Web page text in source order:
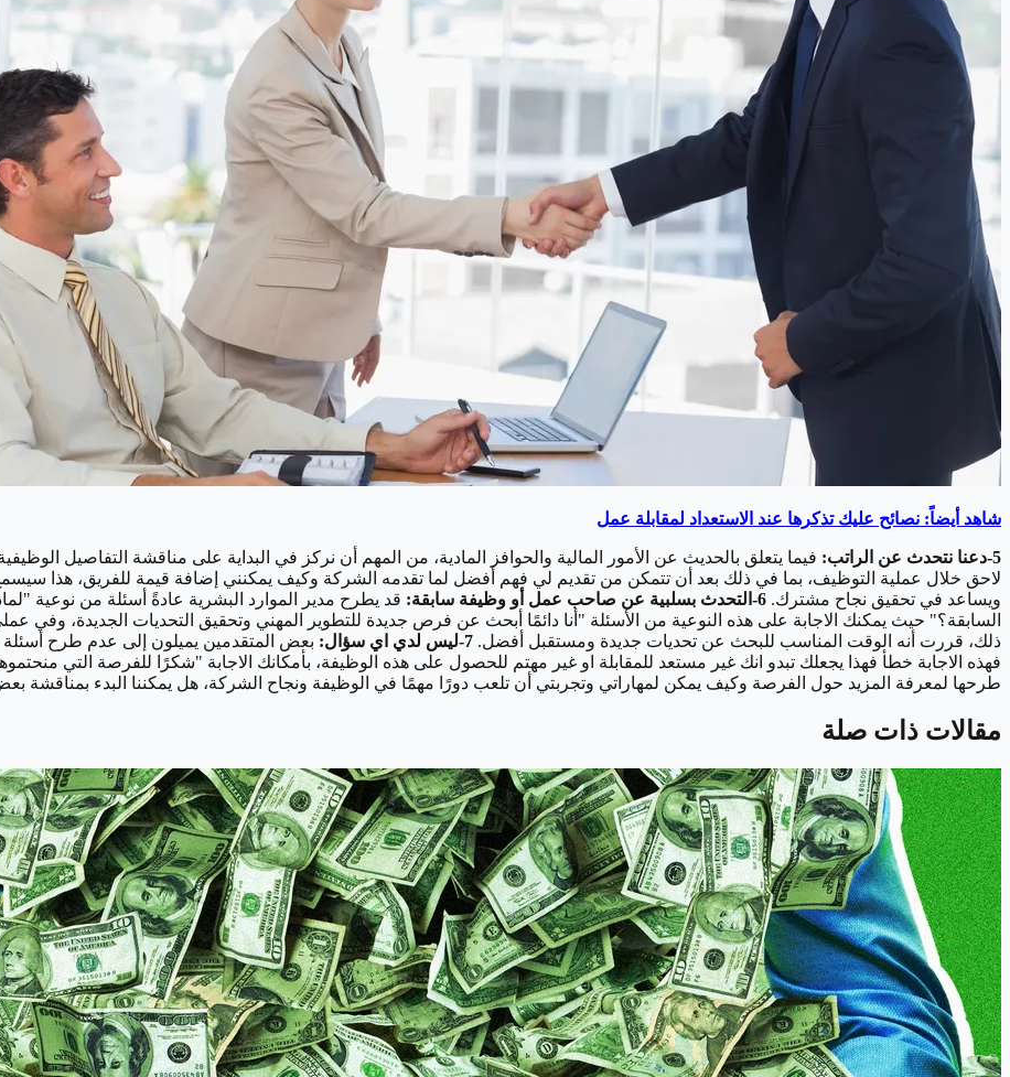
شاهد أيضاً: نصائح عليك تذكرها عند الاستعداد لمقابلة عمل
5-دعنا نتحدث عن الراتب:
فيما يتعلق بالحديث عن الأمور المالية والحوافز المادية، من المهم أن نركز في البداية على مناقشة التفاصيل
لاحق خلال عملية التوظيف، بما في ذلك بعد أن تتمكن من تقديم لي فهم أفضل لما تقدمه الشركة وكيف يمكنني إضافة قيمة للفريق، هذا
ويساعد في تحقيق نجاح مشترك. 6-التحدث بسلبية عن صاحب عمل أو وظيفة سابقة:
قد يطرح مدير الموارد البشرية عادةً أسئلة من نوعية
السابقة؟" حيث يمكنك الاجابة على هذه النوعية من الأسئلة "أنا دائمًا أبحث عن فرص جديدة للتطوير المهني وتحقيق التحديات الجديدة، وفي
ذلك، قررت أنه الوقت المناسب للبحث عن تحديات جديدة ومستقبل أفضل. 7-ليس لدي اي سؤال:
بعض المتقدمين يميلون إلى عدم طرح أسئلة
فهذه الاجابة خطأ فهذا يجعلك تبدو انك غير مستعد للمقابلة او غير مهتم للحصول على هذه الوظيفة، بأمكانك الاجابة "شكرًا للفرصة التي
طرحها لمعرفة المزيد حول الفرصة وكيف يمكن لمهاراتي وتجربتي أن تلعب دورًا مهمًا في الوظيفة ونجاح الشركة، هل يمكننا البدء بمناقشة
مقالات ذات صلة